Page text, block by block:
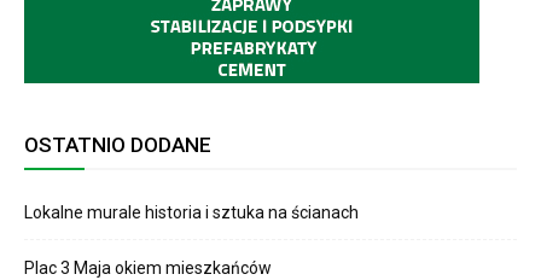
OSTATNIO DODANE
Lokalne murale historia i sztuka na ścianach
Plac 3 Maja okiem mieszkańców